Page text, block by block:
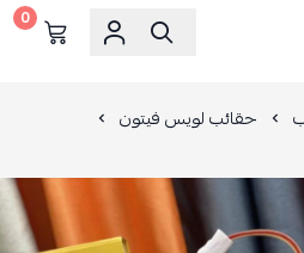
0
حقائب لويس فيتون